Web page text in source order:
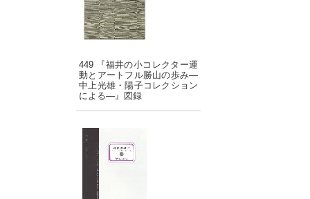
449 『福井の小コレクター運
動とアートフル勝山の歩み―
中上光雄・陽子コレクション
による―』図録